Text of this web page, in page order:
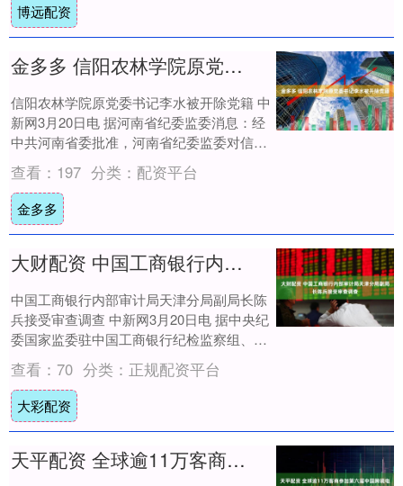
博远配资
金多多 信阳农林学院原党委书记李水被开除党籍
信阳农林学院原党委书记李水被开除党籍 中
新网3月20日电 据河南省纪委监委消息：经
中共河南省委批准，河南省纪委监委对信阳
农林学院原党委书记李水严重违纪违法问题
进....
查看： 197 分类： 配资平台
金多多
大财配资 中国工商银行内部审计局天津分局副局长陈兵接受审查调查
中国工商银行内部审计局天津分局副局长陈
兵接受审查调查 中新网3月20日电 据中央纪
委国家监委驻中国工商银行纪检监察组、天
津市纪委监委消息：中国工商银行内部审计
局....
查看： 70 分类： 正规配资平台
大彩配资
天平配资 全球逾11万客商参加第六届中国跨境电商交易会